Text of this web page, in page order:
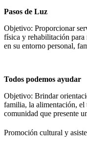
Pasos de Luz
Objetivo: Proporcionar
física y rehabilitación
en su entorno personal,
Todos podemos ayudar
Objetivo: Brindar
familia, la alimentación, el
comunidad que presente
Promoción cultural y